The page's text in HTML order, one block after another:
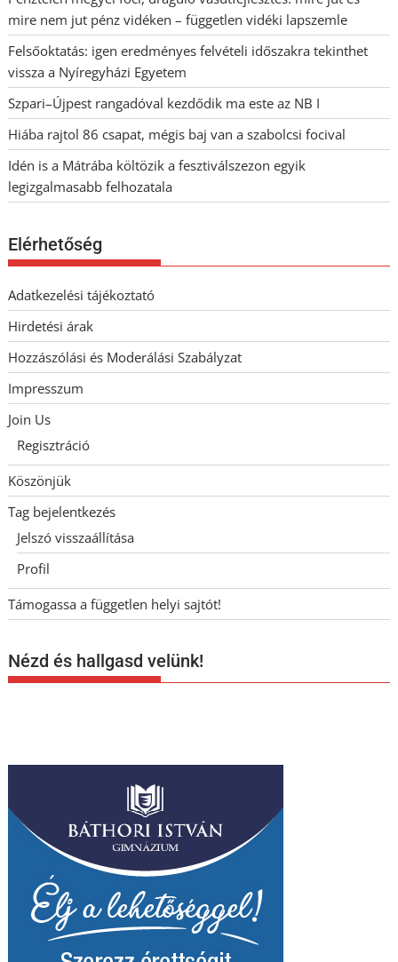
mire nem jut pénz vidéken – független vidéki lapszemle
Felsőoktatás: igen eredményes felvételi időszakra tekinthet
vissza a Nyíregyházi Egyetem
Szpari–Újpest rangadóval kezdődik ma este az NB I
Hiába rajtol 86 csapat, mégis baj van a szabolcsi focival
Idén is a Mátrába költözik a fesztiválszezon egyik
legizgalmasabb felhozatala
Elérhetőség
Adatkezelési tájékoztató
Hirdetési árak
Hozzászólási és Moderálási Szabályzat
Impresszum
Join Us
Regisztráció
Köszönjük
Tag bejelentkezés
Jelszó visszaállítása
Profil
Támogassa a független helyi sajtót!
Nézd és hallgasd velünk!